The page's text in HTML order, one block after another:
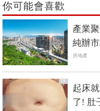
你可能會喜歡
產業
純辦
房地產
PR
起床
了! 肚